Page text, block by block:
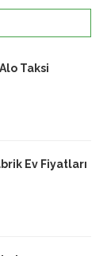
Taksi
Ev Fiyatları